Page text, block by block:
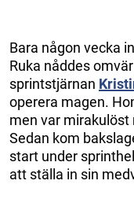
Bara någon vecka
Ruka nåddes
sprintstjärnan
operera magen.
men var mirakulöst
Sedan kom
start under
att ställa in sin